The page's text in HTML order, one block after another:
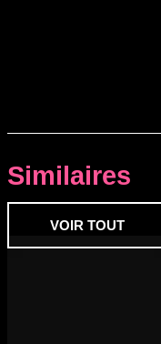
Similaires
VOIR TOUT